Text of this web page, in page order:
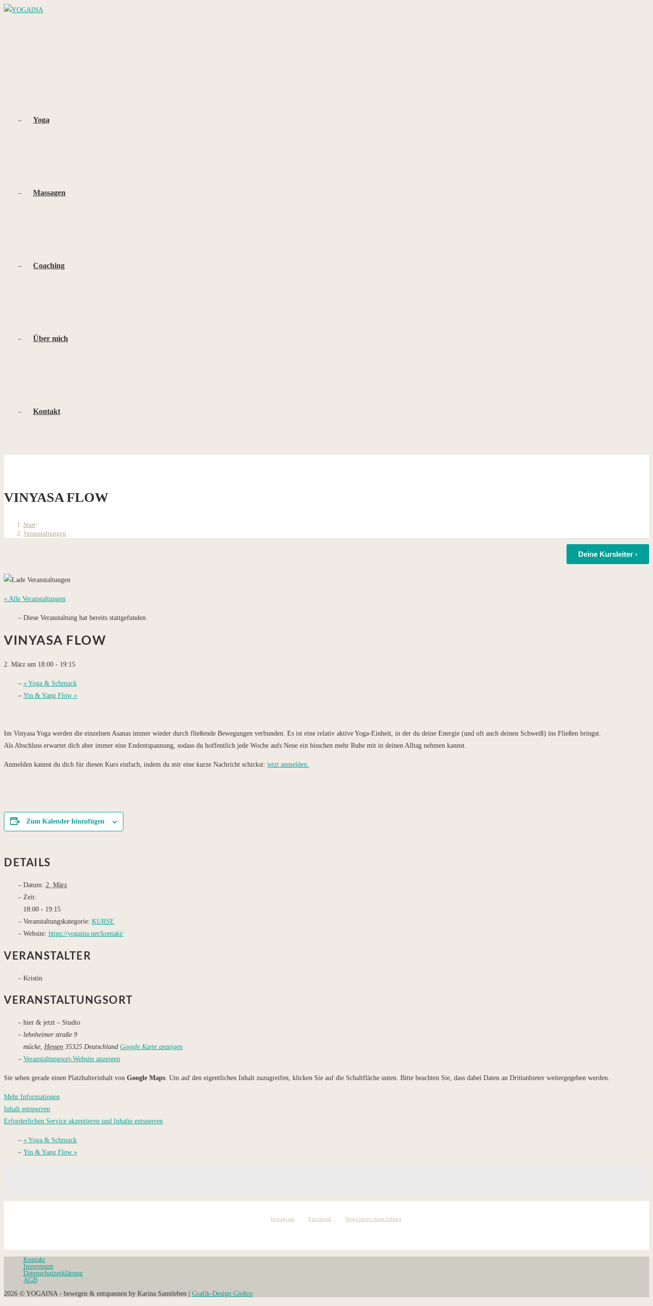
Zum
Yoga
Massagen
Coaching
Über mich
Kontakt
VINYASA FLOW
Start>
Veranstaltungen
Deine Kursleiter ›
« Alle Veranstaltungen
Diese Veranstaltung hat bereits stattgefunden.
VINYASA FLOW
2. März um 18:00 - 19:15
« Yoga & Schmuck
Yin & Yang Flow »
Im Vinyasa Yoga werden die einzelnen Asanas immer wieder durch fließende Bewegungen verbunden. Es ist eine relativ aktive Yoga-Einheit, in der du deine Energie (und oft auch deinen Schweiß) ins Fließen bringst.
Als Abschluss erwartet dich aber immer eine Endentspannung, sodass du hoffentlich jede Woche aufs Neue ein bisschen mehr Ruhe mit in deinen Alltag nehmen kannst.
Anmelden kannst du dich für diesen Kurs einfach, indem du mir eine kurze Nachricht schickst: jetzt anmelden.
Zum Kalender hinzufügen
DETAILS
Datum: 2. März
Zeit:
18:00 - 19:15
Veranstaltungskategorie: KURSE
Website: https://yogaina.net/kontakt/
VERANSTALTER
Kristin
VERANSTALTUNGSORT
hier & jetzt – Studio
lehnheimer straße 9
mücke, Hessen 35325 Deutschland Google Karte anzeigen
Veranstaltungsort-Website anzeigen
Sie sehen gerade einen Platzhalterinhalt von Google Maps. Um auf den eigentlichen Inhalt zuzugreifen, klicken Sie auf die Schaltfläche unten. Bitte beachten Sie, dass dabei Daten an Drittanbieter weitergegeben werden.
Mehr Informationen
Inhalt entsperren
Erforderlichen Service akzeptieren und Inhalte entsperren
« Yoga & Schmuck
Yin & Yang Flow »
Instagram Facebook Newsletter-Anmeldung
Kontakt
Impressum
Datenschutz­erklärung
AGB
2026 © YOGAINA - bewegen & entspannen by Karina Samtleben | Grafik-Design Gießen